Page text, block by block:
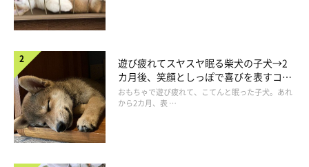
遊び疲れてスヤスヤ眠る柴犬の子犬→2
カ月後、笑顔としっぽで喜びを表すコに
成長！
おもちゃで遊び疲れて、こてんと眠った子犬。あれ
から2カ月、表 …